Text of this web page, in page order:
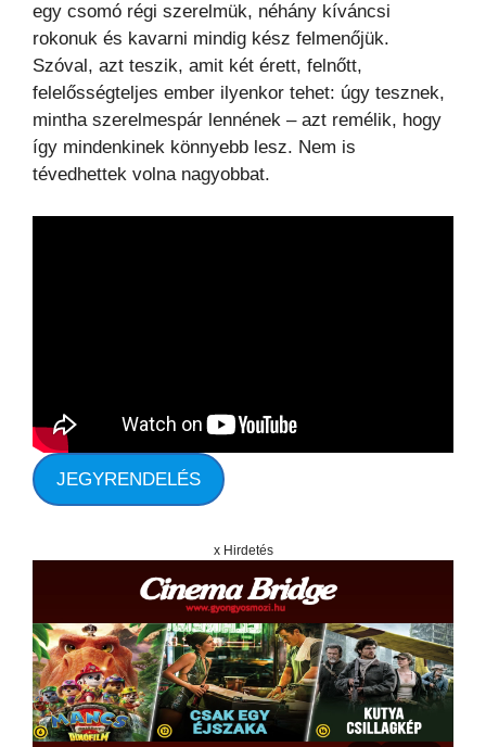
egy csomó régi szerelmük, néhány kíváncsi
rokonuk és kavarni mindig kész felmenőjük.
Szóval, azt teszik, amit két érett, felnőtt,
felelősségteljes ember ilyenkor tehet: úgy tesznek,
mintha szerelmespár lennének – azt remélik, hogy
így mindenkinek könnyebb lesz. Nem is
tévedhettek volna nagyobbat.
JEGYRENDELÉS
x Hirdetés